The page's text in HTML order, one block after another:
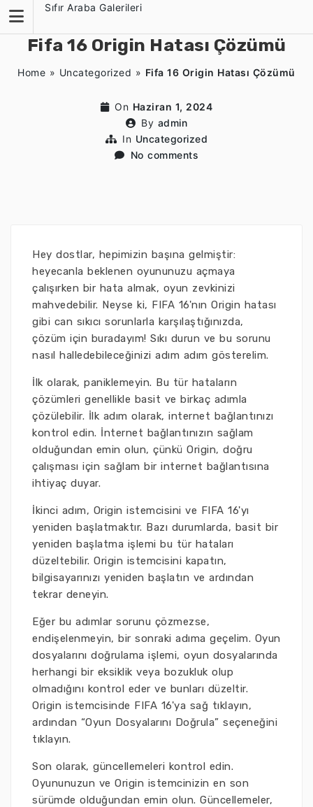
content
Sıfır Araba Galerileri
Fifa 16 Origin Hatası Çözümü
Home » Uncategorized » Fifa 16 Origin Hatası Çözümü
On Haziran 1, 2024
By admin
In Uncategorized
No comments
Hey dostlar, hepimizin başına gelmiştir:
heyecanla beklenen oyununuzu açmaya
çalışırken bir hata almak, oyun zevkinizi
mahvedebilir. Neyse ki, FIFA 16'nın Origin hatası
gibi can sıkıcı sorunlarla karşılaştığınızda,
çözüm için buradayım! Sıkı durun ve bu sorunu
nasıl halledebileceğinizi adım adım gösterelim.
İlk olarak, paniklemeyin. Bu tür hataların
çözümleri genellikle basit ve birkaç adımla
çözülebilir. İlk adım olarak, internet bağlantınızı
kontrol edin. İnternet bağlantınızın sağlam
olduğundan emin olun, çünkü Origin, doğru
çalışması için sağlam bir internet bağlantısına
ihtiyaç duyar.
İkinci adım, Origin istemcisini ve FIFA 16'yı
yeniden başlatmaktır. Bazı durumlarda, basit bir
yeniden başlatma işlemi bu tür hataları
düzeltebilir. Origin istemcisini kapatın,
bilgisayarınızı yeniden başlatın ve ardından
tekrar deneyin.
Eğer bu adımlar sorunu çözmezse,
endişelenmeyin, bir sonraki adıma geçelim. Oyun
dosyalarını doğrulama işlemi, oyun dosyalarında
herhangi bir eksiklik veya bozukluk olup
olmadığını kontrol eder ve bunları düzeltir.
Origin istemcisinde FIFA 16'ya sağ tıklayın,
ardından “Oyun Dosyalarını Doğrula” seçeneğini
tıklayın.
Son olarak, güncellemeleri kontrol edin.
Oyununuzun ve Origin istemcinizin en son
sürümde olduğundan emin olun. Güncellemeler,